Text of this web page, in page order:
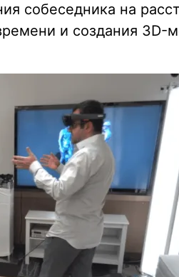
собеседника на
и создания 3D-